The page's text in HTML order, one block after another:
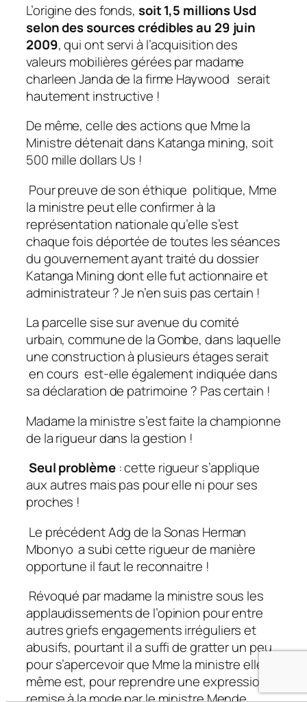
L’origine des fonds, soit 1,5 millions Usd
selon des sources crédibles au 29 juin
2009, qui ont servi à l’acquisition des
valeurs mobilières gérées par madame
charleen Janda de la firme Haywood serait
hautement instructive !
De même, celle des actions que Mme la
Ministre détenait dans Katanga mining, soit
500 mille dollars Us !
Pour preuve de son éthique politique, Mme
la ministre peut elle confirmer à la
représentation nationale qu’elle s’est
chaque fois déportée de toutes les séances
du gouvernement ayant traité du dossier
Katanga Mining dont elle fut actionnaire et
administrateur ? Je n’en suis pas certain !
La parcelle sise sur avenue du comité
urbain, commune de la Gombe, dans laquelle
une construction à plusieurs étages serait
en cours est-elle également indiquée dans
sa déclaration de patrimoine ? Pas certain !
Madame la ministre s’est faite la championne
de la rigueur dans la gestion !
Seul problème : cette rigueur s’applique
aux autres mais pas pour elle ni pour ses
proches !
Le précédent Adg de la Sonas Herman
Mbonyo a subi cette rigueur de manière
opportune il faut le reconnaitre !
Révoqué par madame la ministre sous les
applaudissements de l’opinion pour entre
autres griefsengagements irréguliers et
abusifs, pourtant il a suffi de gratter un peu
pour s’apercevoir que Mme la ministre elle
même est, pour reprendre une expression